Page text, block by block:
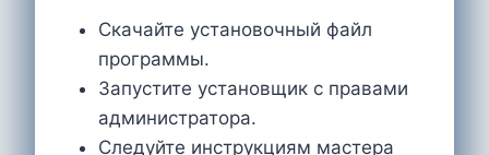
Скачайте установочный файл
программы.
Запустите установщик с правами
администратора.
Следуйте инструкциям мастера